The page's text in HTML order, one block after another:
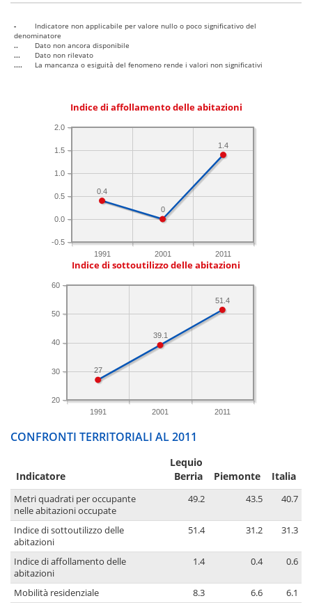
-
Indicatore non applicabile per valore nullo o poco significativo del
denominatore
..
Dato non ancora disponibile
...
Dato non rilevato
....
La mancanza o esiguità del fenomeno rende i valori non significativi
Indice di affollamento delle abitazioni
1991 2001 2011
-0.5
0.0
0.5
1.0
1.5
2.0
1.4
0
0.4
Indice di sottoutilizzo delle abitazioni
1991 2001 2011
20
30
40
50
60
51.4
39.1
27
CONFRONTI TERRITORIALI AL 2011
Indicatore
Lequio
Berria
Piemonte Italia
Metri quadrati per occupante
nelle abitazioni occupate
49.2 43.5 40.7
Indice di sottoutilizzo delle
abitazioni
51.4 31.2 31.3
Indice di affollamento delle
abitazioni
1.4 0.4 0.6
Mobilità residenziale 8.3 6.6 6.1